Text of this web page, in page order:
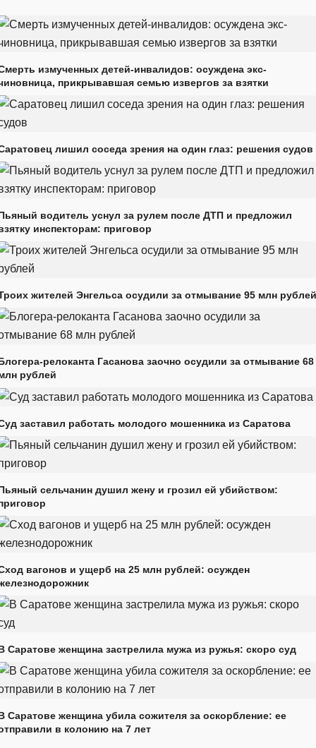
измученных детей-инвалидов: осуждена экс-
прикрывавшая семью извергов за взятки
лишил соседа зрения на один глаз: решения судов
водитель уснул за рулем после ДТП и предложил
инспекторам: приговор
жителей Энгельса осудили за отмывание 95 млн рублей
релоканта Гасанова заочно осудили за отмывание 68
рублей
заставил работать молодого мошенника из Саратова
сельчанин душил жену и грозил ей убийством:
вагонов и ущерб на 25 млн рублей: осужден
Саратове женщина застрелила мужа из ружья: скоро суд
Саратове женщина убила сожителя за оскорбление: ее
в колонию на 7 лет